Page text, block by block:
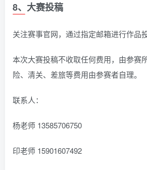
8、大赛投稿
关注赛事官网，通过指定邮箱进行作品投
本次大赛投稿不收取任何费用，由参赛
险、清关、差旅等费用由参赛者自理。
联系人：
杨老师 13585706750
印老师 15901607492